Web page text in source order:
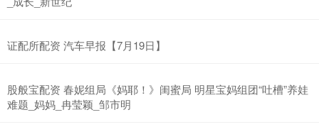
证配所配资 汽车早报【7月19日】
股般宝配资 春妮组局《妈耶！》闺蜜局 明星宝妈组团“吐槽”养娃
难题_妈妈_冉莹颖_邹市明